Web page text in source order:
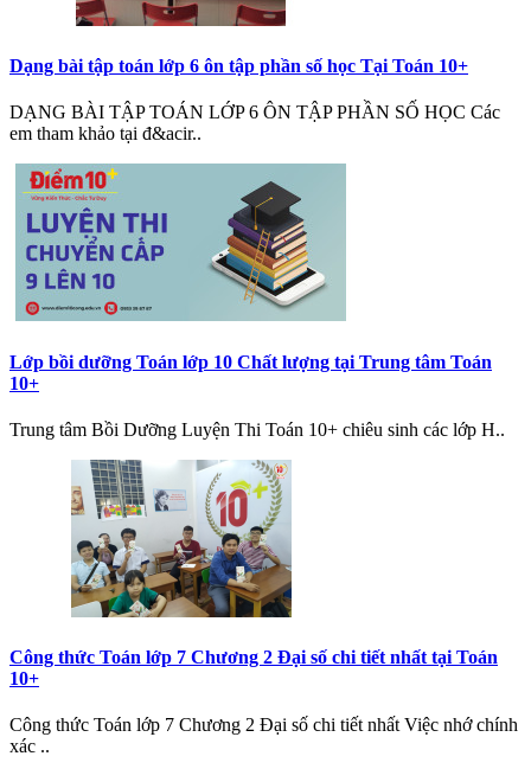
Dạng bài tập toán lớp 6 ôn tập phần số học Tại Toán 10+
DẠNG BÀI TẬP TOÁN LỚP 6 ÔN TẬP PHẦN SỐ HỌC Các
em tham khảo tại đ&acir..
Lớp bồi dưỡng Toán lớp 10 Chất lượng tại Trung tâm Toán
10+
Trung tâm Bồi Dưỡng Luyện Thi Toán 10+ chiêu sinh các lớp H..
Công thức Toán lớp 7 Chương 2 Đại số chi tiết nhất tại Toán
10+
Công thức Toán lớp 7 Chương 2 Đại số chi tiết nhất Việc nhớ chính
xác ..